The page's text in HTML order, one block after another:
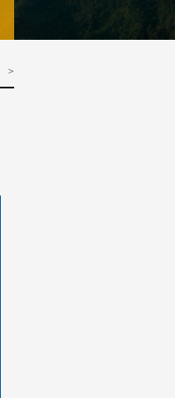
>